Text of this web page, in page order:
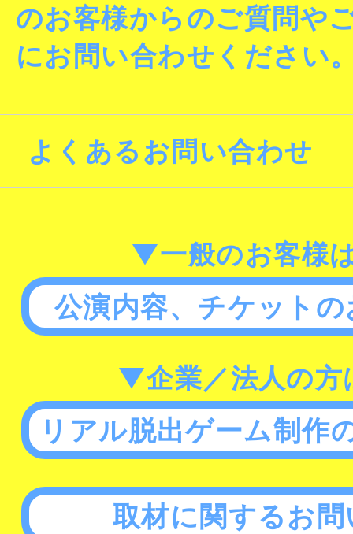
のお客様からのご質問や
にお問い合わせください
よくあるお問い合わせ
▼一般のお客様
公演内容、チケット
▼企業／法人の方
リアル脱出ゲーム制作
取材に関するお